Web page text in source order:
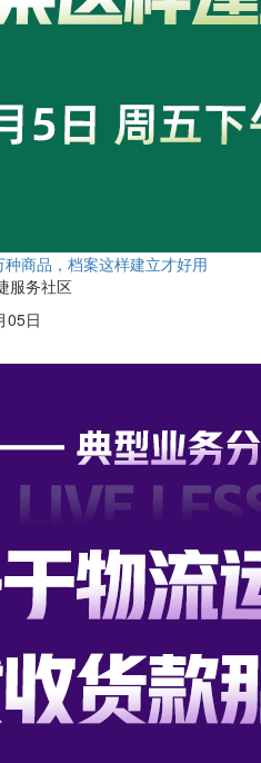
种商品，档案这样建立才好用
服务社区
05日